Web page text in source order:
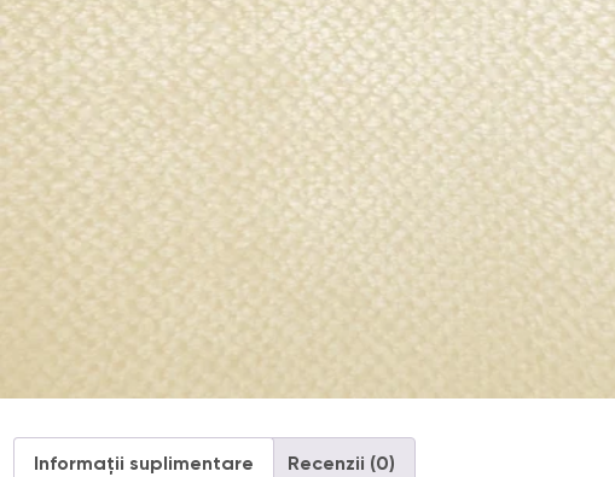
Informații suplimentare Recenzii (0)